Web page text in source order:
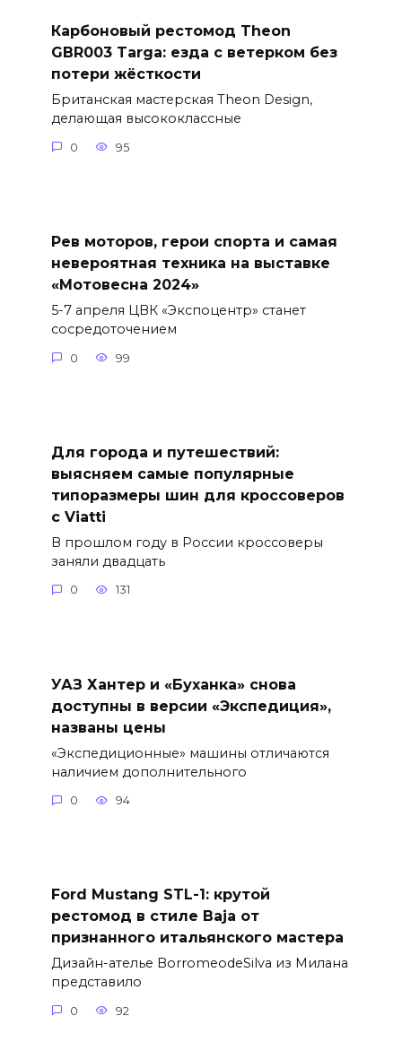
Карбоновый рестомод Theon
GBR003 Targa: езда с ветерком без
потери жёсткости
Британская мастерская Theon Design,
делающая высококлассные
0 95
Рев моторов, герои спорта и самая
невероятная техника на выставке
«Мотовесна 2024»
5-7 апреля ЦВК «Экспоцентр» станет
сосредоточением
0 99
Для города и путешествий:
выясняем самые популярные
типоразмеры шин для кроссоверов
с Viatti
В прошлом году в России кроссоверы
заняли двадцать
0 131
УАЗ Хантер и «Буханка» снова
доступны в версии «Экспедиция»,
названы цены
«Экспедиционные» машины отличаются
наличием дополнительного
0 94
Ford Mustang STL-1: крутой
рестомод в стиле Baja от
признанного итальянского мастера
Дизайн-ателье BorromeodeSilva из Милана
представило
0 92